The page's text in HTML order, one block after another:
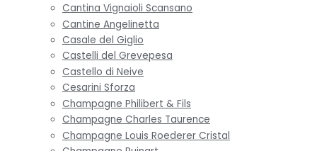
Cantina Vignaioli Scansano
Cantine Angelinetta
Casale del Giglio
Castelli del Grevepesa
Castello di Neive
Cesarini Sforza
Champagne Philibert & Fils
Champagne Charles Taurence
Champagne Louis Roederer Cristal